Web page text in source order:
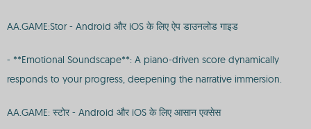
AA.GAME:Stor - Android और iOS के लिए ऐप डाउनलोड गाइड
- **Emotional Soundscape**: A piano-driven score dynamically
responds to your progress, deepening the narrative immersion.
AA.GAME: स्टोर - Android और iOS के लिए आसान एक्सेस